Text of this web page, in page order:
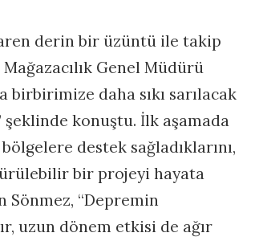
derin bir üzüntü ile takip
Genel Müdürü
birbirimize daha sıkı sarılacak
şeklinde konuştu. İlk aşamada
destek sağladıklarını,
bir projeyi hayata
Sönmez, “Depremin
uzun dönem etkisi de ağır